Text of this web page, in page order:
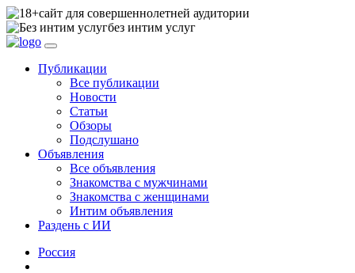
сайт для совершеннолетней аудитории
без интим услуг
Публикации
Все публикации
Новости
Статьи
Обзоры
Подслушано
Объявления
Все объявления
Знакомства с мужчинами
Знакомства с женщинами
Интим объявления
Раздень с ИИ
Россия